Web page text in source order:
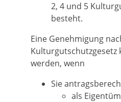
2, 4 und 5
besteht.
Eine Genehmigung
Kulturgutschutzgesetz
werden, wenn
Sie
als